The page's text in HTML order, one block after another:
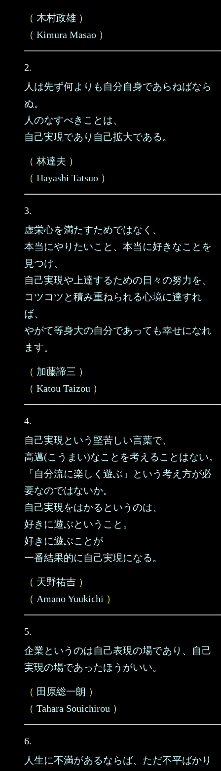
（ 木村政雄 ）
（ Kimura Masao ）
2.
人は先ず何よりも自分自身であらねばなら
ぬ。
人のなすべきことは、
自己実現であり自己拡大である。
（ 林達夫 ）
（ Hayashi Tatsuo ）
3.
虚栄心を満たすためではなく、
本当にやりたいこと、本当に好きなことを
見つけ、
自己実現や上達するための日々の努力を、
コツコツと積み重ねられる心境に達すれ
ば、
やがて等身大の自分であっても幸せになれ
ます。
（ 加藤諦三 ）
（ Katou Taizou ）
4.
自己実現という堅苦しい言葉で、
高邁(こうまい)なことを考えることはない。
「自分流に楽しく遊ぶ」という考え方が必
要なのではないか。
自己実現をはかるというのは、
好きに遊ぶということ。
好きに遊ぶことが
一番結果的に自己実現になる。
（ 天野祐吉 ）
（ Amano Yuukichi ）
5.
企業というのは自己表現の場であり、自己
実現の場であったほうがいい。
（ 田原総一朗 ）
（ Tahara Souichirou ）
6.
人生に不満があるならば、ただ不平ばかり